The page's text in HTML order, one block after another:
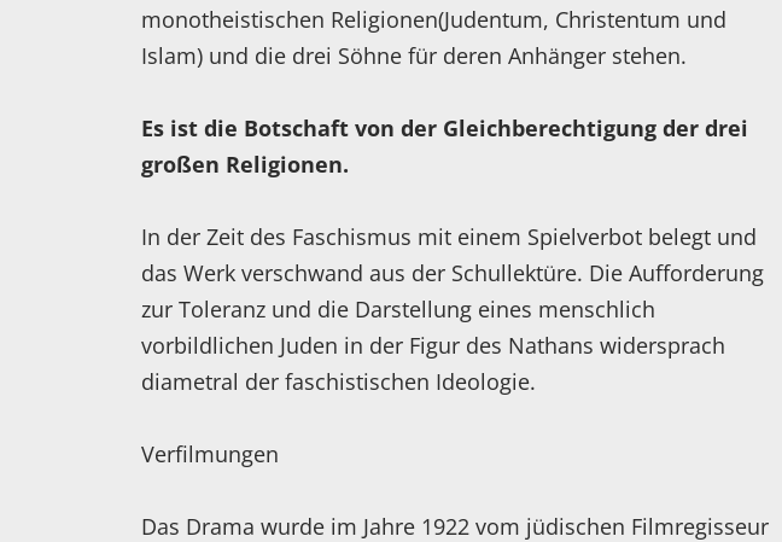
monotheistischen Religionen(Judentum, Christentum und
Islam) und die drei Söhne für deren Anhänger stehen.
Es ist die Botschaft von der Gleichberechtigung der drei
großen Religionen.
In der Zeit des Faschismus mit einem Spielverbot belegt und
das Werk verschwand aus der Schullektüre. Die Aufforderung
zur Toleranz und die Darstellung eines menschlich
vorbildlichen Juden in der Figur des Nathans widersprach
diametral der faschistischen Ideologie.
Verfilmungen
Das Drama wurde im Jahre 1922 vom jüdischen Filmregisseur